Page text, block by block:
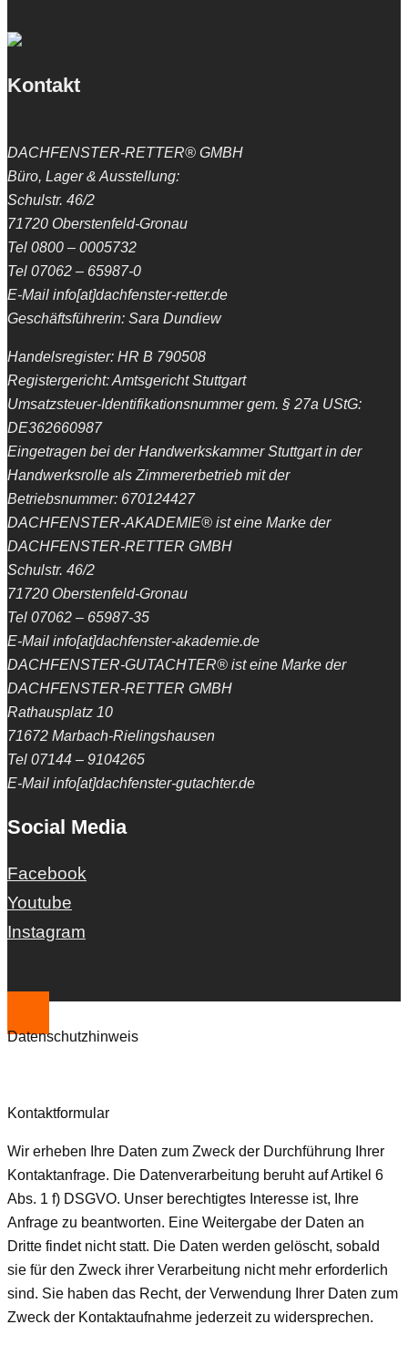
Kontakt
DACHFENSTER-RETTER® GMBH
Büro, Lager & Ausstellung:
Schulstr. 46/2
71720 Oberstenfeld-Gronau
Tel 0800 – 0005732
Tel 07062 – 65987-0
E-Mail info[at]dachfenster-retter.de
Geschäftsführerin: Sara Dundiew
Handelsregister: HR B 790508
Registergericht: Amtsgericht Stuttgart
Umsatzsteuer-Identifikationsnummer gem. § 27a UStG:
DE362660987
Eingetragen bei der Handwerkskammer Stuttgart in der
Handwerksrolle als Zimmererbetrieb mit der
Betriebsnummer: 670124427
DACHFENSTER-AKADEMIE® ist eine Marke der
DACHFENSTER-RETTER GMBH
Schulstr. 46/2
71720 Oberstenfeld-Gronau
Tel 07062 – 65987-35
E-Mail info[at]dachfenster-akademie.de
DACHFENSTER-GUTACHTER® ist eine Marke der
DACHFENSTER-RETTER GMBH
Rathausplatz 10
71672 Marbach-Rielingshausen
Tel 07144 – 9104265
E-Mail info[at]dachfenster-gutachter.de
Social Media
Facebook
Youtube
Instagram
Datenschutzhinweis
Kontaktformular
Wir erheben Ihre Daten zum Zweck der Durchführung Ihrer
Kontaktanfrage. Die Datenverarbeitung beruht auf Artikel 6
Abs. 1 f) DSGVO. Unser berechtigtes Interesse ist, Ihre
Anfrage zu beantworten. Eine Weitergabe der Daten an
Dritte findet nicht statt. Die Daten werden gelöscht, sobald
sie für den Zweck ihrer Verarbeitung nicht mehr erforderlich
sind. Sie haben das Recht, der Verwendung Ihrer Daten zum
Zweck der Kontaktaufnahme jederzeit zu widersprechen.